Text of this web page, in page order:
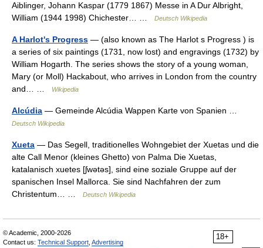
Aiblinger, Johann Kaspar (1779 1867) Messe in A Dur Albright,
William (1944 1998) Chichester… …
Deutsch Wikipedia
A Harlot's Progress — (also known as The Harlot s Progress ) is
a series of six paintings (1731, now lost) and engravings (1732) by
William Hogarth. The series shows the story of a young woman,
Mary (or Moll) Hackabout, who arrives in London from the country
and… …
Wikipedia
Alcúdia — Gemeinde Alcúdia Wappen Karte von Spanien …
Deutsch Wikipedia
Xueta — Das Segell, traditionelles Wohngebiet der Xuetas und die
alte Call Menor (kleines Ghetto) von Palma Die Xuetas,
katalanisch xuetes [ʃwətəs], sind eine soziale Gruppe auf der
spanischen Insel Mallorca. Sie sind Nachfahren der zum
Christentum… …
Deutsch Wikipedia
18+
© Academic, 2000-2026
Contact us: Technical Support Advertising